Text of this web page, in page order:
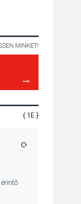
MINKET!
{ 1E }